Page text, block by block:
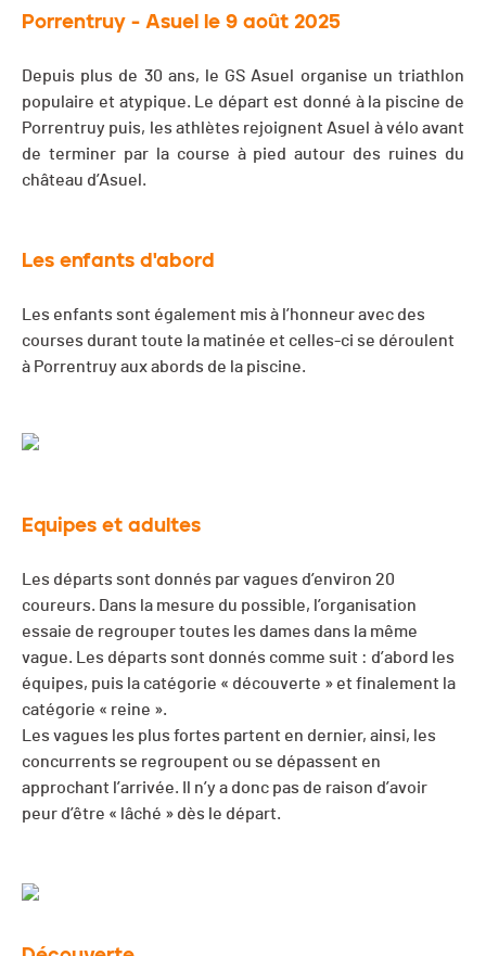
Porrentruy - Asuel le 9 août 2025
Depuis plus de 30 ans, le GS Asuel organise un triathlon
populaire et atypique. Le départ est donné à la piscine de
Porrentruy puis, les athlètes rejoignent Asuel à vélo avant
de terminer par la course à pied autour des ruines du
château d’Asuel.
Les enfants d'abord
Les enfants sont également mis à l’honneur avec des
courses durant toute la matinée et celles-ci se déroulent
à Porrentruy aux abords de la piscine.
Equipes et adultes
Les départs sont donnés par vagues d’environ 20
coureurs. Dans la mesure du possible, l’organisation
essaie de regrouper toutes les dames dans la même
vague. Les départs sont donnés comme suit : d’abord les
équipes, puis la catégorie « découverte » et finalement la
catégorie « reine ».
Les vagues les plus fortes partent en dernier, ainsi, les
concurrents se regroupent ou se dépassent en
approchant l’arrivée. Il n’y a donc pas de raison d’avoir
peur d’être « lâché » dès le départ.